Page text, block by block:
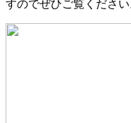
すのでぜひご覧ください